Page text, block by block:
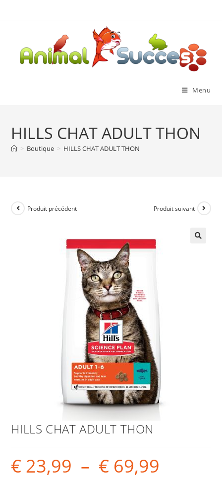
Menu
HILLS CHAT ADULT THON
> Boutique > HILLS CHAT ADULT THON
Produit précédent Produit suivant
HILLS CHAT ADULT THON
€ 23,99 – € 69,99